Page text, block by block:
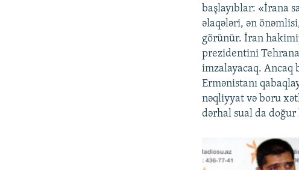
başlayıblar: «İrana
əlaqələri, ən
görünür. İran
prezidentini
imzalayacaq. Ancaq
Ermənistanı
nəqliyyat və boru
dərhal sual da doğur